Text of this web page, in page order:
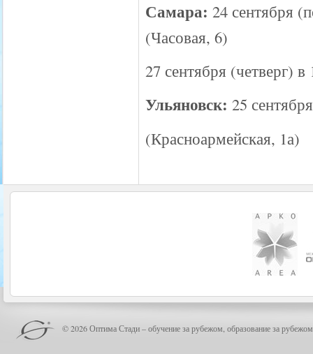
Самара: 24 сентября
(Часовая, 6)
27 сентября
Ульяновск: 25
(Красноармейская, 1а)
© 2026 Оптима Стади – обучение за рубежом, образование за